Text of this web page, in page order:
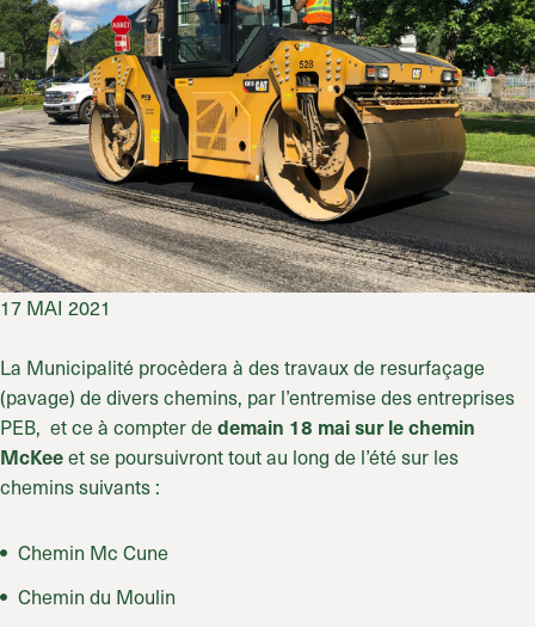
17 MAI 2021
La Municipalité procèdera à des travaux de resurfaçage
(pavage) de divers chemins, par l’entremise des entreprises
PEB, et ce à compter dedemain 18 maisur le chemin
McKeeet se poursuivront tout au long de l’été sur les
chemins suivants :
Chemin Mc Cune
Chemin du Moulin